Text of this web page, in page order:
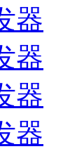
器
器
器
器